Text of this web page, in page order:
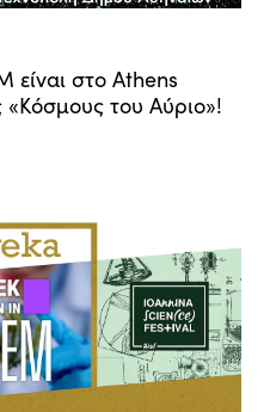
είναι στο Athens
«Κόσμους του Αύριο»!